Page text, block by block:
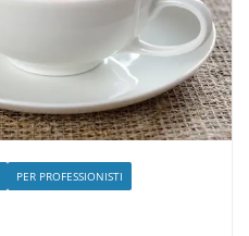
PER PROFESSIONISTI